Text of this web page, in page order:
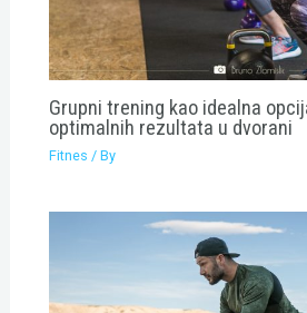
Grupni trening kao idealna
optimalnih rezultata u dvorani
Fitnes / By